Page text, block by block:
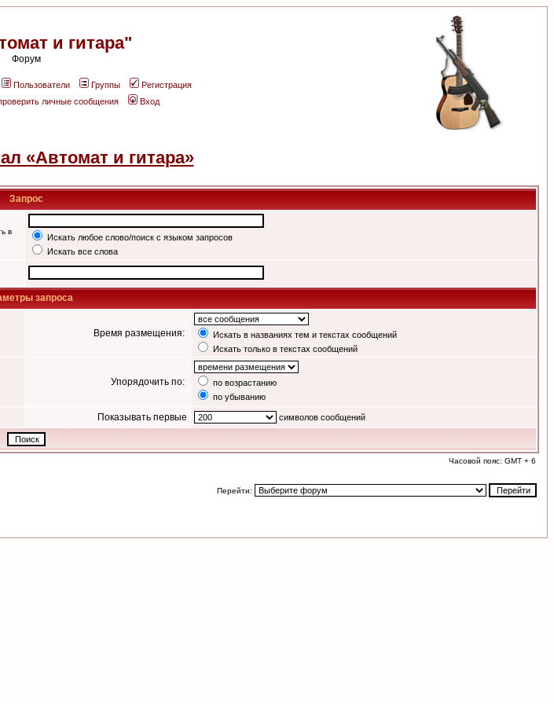
и гитара"
Форум
Пользователи Группы
Регистрация
личные сообщения Вход
«Автомат и гитара»
Запрос
в
Искать любое слово/поиск с языком запросов
Искать все слова
запроса
Время размещения:
Искать в названиях тем и текстах сообщений
Искать только в текстах сообщений
Упорядочить по:
по возрастанию
по убыванию
Показывать первые символов сообщений
Часовой пояс: GMT + 6
Перейти: